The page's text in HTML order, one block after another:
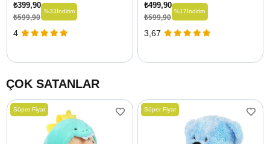
₺399,90
₺599,90
%33İndirim
4
₺499,90
₺599,90
%17İndirim
3,67
ÇOK SATANLAR
Süper Fiyat Süper Fiyat